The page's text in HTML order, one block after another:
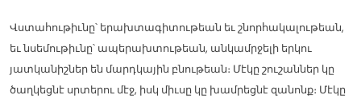
Վստահութիւնը՝ երախտագիտութեան եւ շնորհակալութեան,
եւ նսեմութիւնը՝ ապերախտութեան, անկամրջելի երկու
յատկանիշներ են մարդկային բնութեան։ Մէկը շուշաններ կը
ծաղկեցնէ սրտերու մէջ, իսկ միւսը կը խամրեցնէ զանոնք։ Մէկը